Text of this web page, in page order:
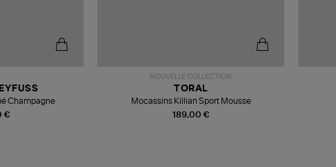
€
Champagne
NOUVELLE COLLECTION
189,00 €
TORAL
Mocassins Killian Sport Mousse